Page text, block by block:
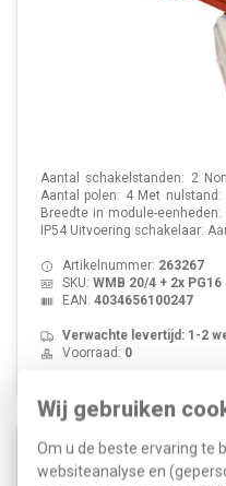
Wij gebruiken
Om u de beste ervaring te
websiteanalyse en
Aantal schakelstanden: 2
Aantal polen: 4 Met
Breedte in module-
IP54 Uitvoering schakelaar:
Artikelnummer: 263267
SKU: WMB 20/4 + 2x PG16
EAN: 4034656100247
Verwachte levertijd: 1-2
Voorraad: 0
ASN WMB32/4 + 2x